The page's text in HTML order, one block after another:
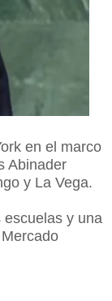
en el marco
Abinader
y La Vega.
escuelas y una